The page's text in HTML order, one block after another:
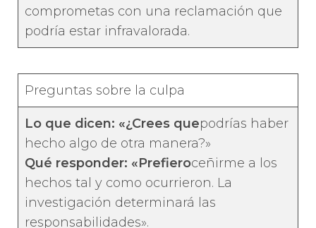
comprometas con una reclamación que
podría estar infravalorada.
Preguntas sobre la culpa
Lo que dicen: «¿Crees quepodrías haber
hecho algo de otra manera?»
Qué responder: «Prefieroceñirme a los
hechos tal y como ocurrieron. La
investigación determinará las
responsabilidades».